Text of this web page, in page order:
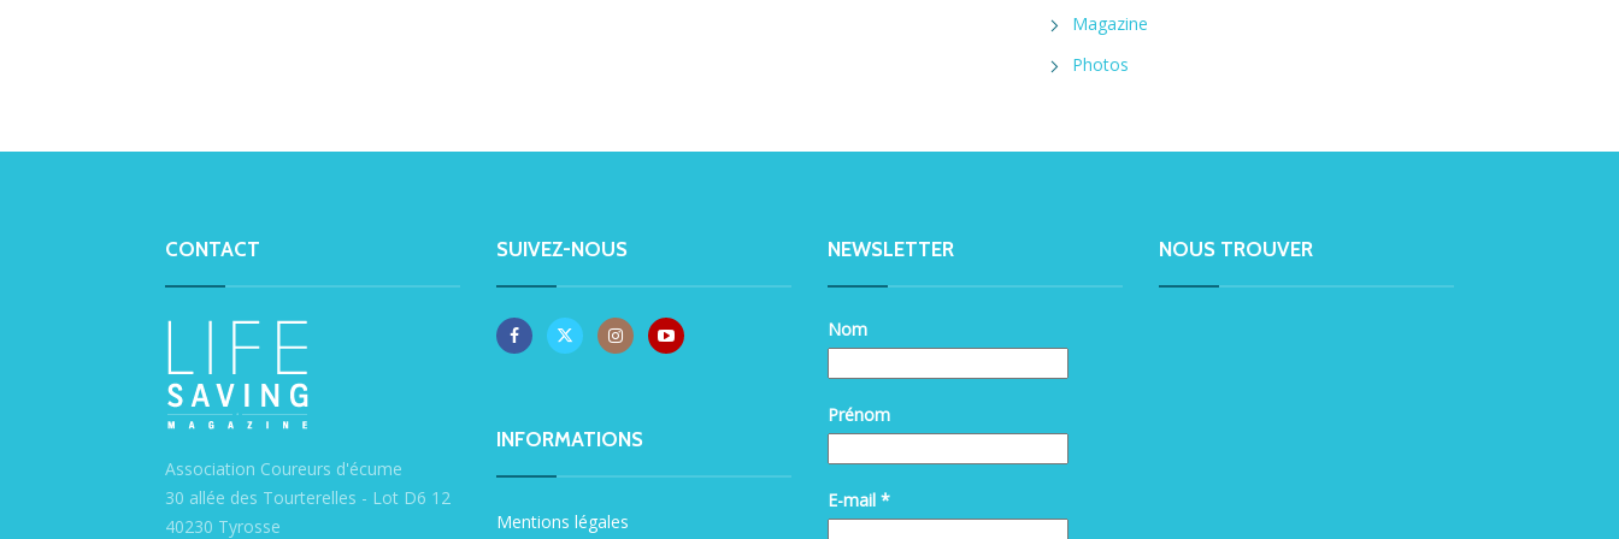
Magazine
Photos
CONTACT
Association Coureurs d'écume
30 allée des Tourterelles - Lot D6 12
40230 Tyrosse
SUIVEZ-NOUS
INFORMATIONS
Mentions légales
NEWSLETTER
Nom
Prénom
E-mail *
NOUS TROUVER